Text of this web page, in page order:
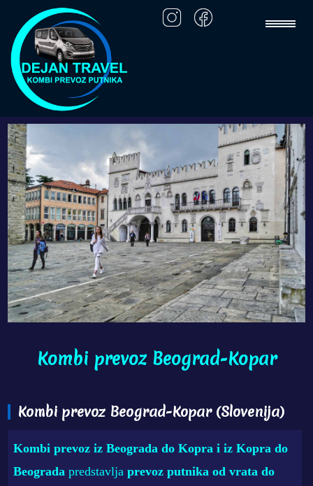
Kombi prevoz Beograd-Kopar
Kombi prevoz Beograd-Kopar (Slovenija)
Kombi prevoz iz Beograda do Kopra i iz Kopra do
Beogradapredstavljaprevoz putnika od vrata do